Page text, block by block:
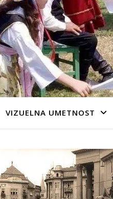
VIZUELNA UMETNOST